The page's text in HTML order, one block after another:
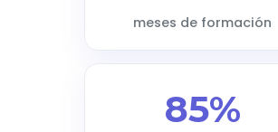
meses de formación
85%